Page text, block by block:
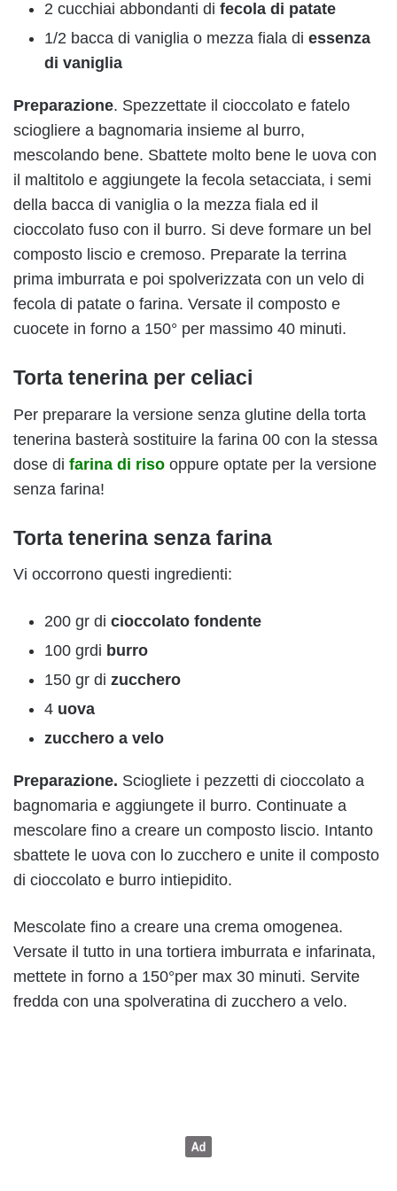
2 cucchiai abbondanti di fecola di patate
1/2 bacca di vaniglia o mezza fiala di essenza
di vaniglia
Preparazione. Spezzettate il cioccolato e fatelo
sciogliere a bagnomaria insieme al burro,
mescolando bene. Sbattete molto bene le uova con
il maltitolo e aggiungete la fecola setacciata, i semi
della bacca di vaniglia o la mezza fiala ed il
cioccolato fuso con il burro. Si deve formare un bel
composto liscio e cremoso. Preparate la terrina
prima imburrata e poi spolverizzata con un velo di
fecola di patate o farina. Versate il composto e
cuocete in forno a 150° per massimo 40 minuti.
Torta tenerina per celiaci
Per preparare la versione senza glutine della torta
tenerina basterà sostituire la farina 00 con la stessa
dose di farina di riso oppure optate per la versione
senza farina!
Torta tenerina senza farina
Vi occorrono questi ingredienti:
200 gr di cioccolato fondente
100 grdi burro
150 gr di zucchero
4 uova
zucchero a velo
Preparazione. Sciogliete i pezzetti di cioccolato a
bagnomaria e aggiungete il burro. Continuate a
mescolare fino a creare un composto liscio. Intanto
sbattete le uova con lo zucchero e unite il composto
di cioccolato e burro intiepidito.
Mescolate fino a creare una crema omogenea.
Versate il tutto in una tortiera imburrata e infarinata,
mettete in forno a 150°per max 30 minuti. Servite
fredda con una spolveratina di zucchero a velo.